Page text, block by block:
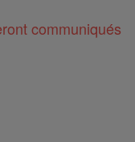
communiqués